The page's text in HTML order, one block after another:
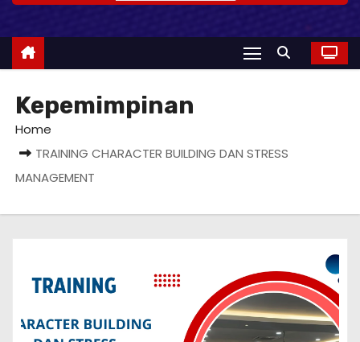
Kepemimpinan
Home
TRAINING CHARACTER BUILDING DAN STRESS
MANAGEMENT